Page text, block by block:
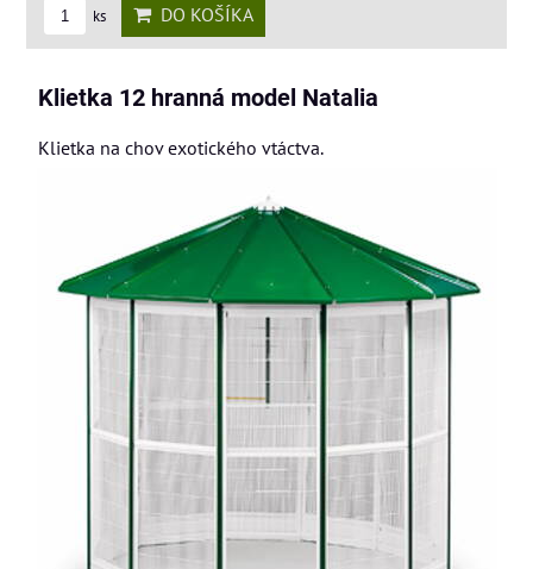
ks DO KOŠÍKA
Klietka 12 hranná model Natalia
Klietka na chov exotického vtáctva.